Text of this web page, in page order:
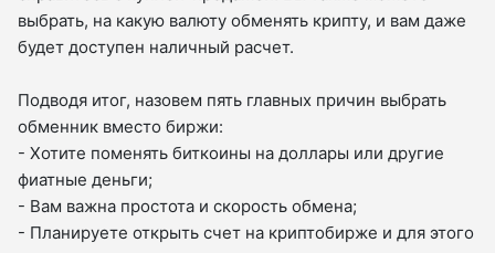
выбрать, на какую валюту обменять крипту, и вам даже
будет доступен наличный расчет.
Подводя итог, назовем пять главных причин выбрать
обменник вместо биржи:
- Хотите поменять биткоины на доллары или другие
фиатные деньги;
- Вам важна простота и скорость обмена;
- Планируете открыть счет на криптобирже и для этого